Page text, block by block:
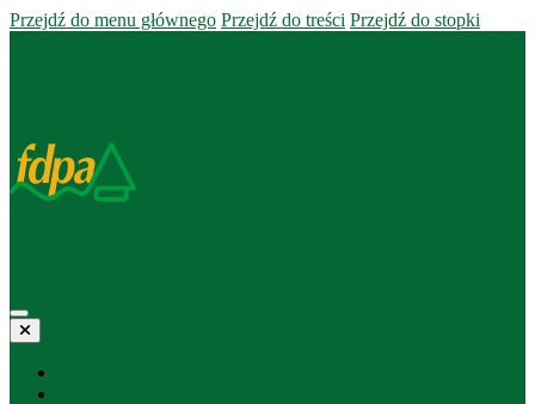
Przejdź do menu głównego Przejdź do treści Przejdź do stopki